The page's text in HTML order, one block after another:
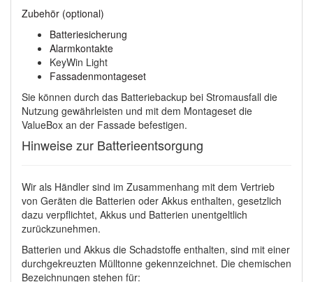
Zubehör (optional)
Batteriesicherung
Alarmkontakte
KeyWin Light
Fassadenmontageset
Sie können durch das Batteriebackup bei Stromausfall die
Nutzung gewährleisten und mit dem Montageset die
ValueBox an der Fassade befestigen.
Hinweise zur Batterieentsorgung
Wir als Händler sind im Zusammenhang mit dem Vertrieb
von Geräten die Batterien oder Akkus enthalten, gesetzlich
dazu verpflichtet, Akkus und Batterien unentgeltlich
zurückzunehmen.
Batterien und Akkus die Schadstoffe enthalten, sind mit einer
durchgekreuzten Mülltonne gekennzeichnet. Die chemischen
Bezeichnungen stehen für: